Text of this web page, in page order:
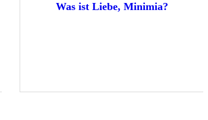
Was ist Liebe, Minimia?